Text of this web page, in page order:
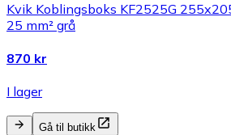
Kvik Koblingsboks KF2525G
25 mm² grå
870 kr
I lager
Gå til butikk